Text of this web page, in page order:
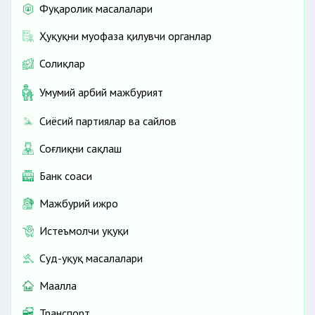
Фуқаролик масалалари
Ҳуқуқни муҳофаза қилувчи органлар
Солиқлар
Умумий ҳарбий мажбурият
Сиёсий партиялар ва сайлов
Соғлиқни сақлаш
Банк соҳаси
Мажбурий ижро
Истеъмолчи ҳуқуқи
Суд-ҳуқуқ масалалари
Маҳалла